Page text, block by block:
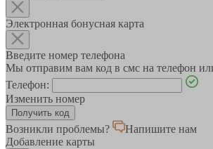
Электронная бонусная карта
Введите номер телефона
Мы отправим вам код в смс на телефон
Телефон:
Изменить номер
Возникли проблемы?
Напишите нам
Добавление карты